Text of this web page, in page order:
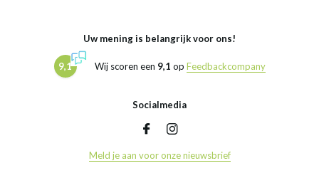
Uw mening is belangrijk voor ons!
9,1 Wij scoren een 9,1 op Feedbackcompany
Socialmedia
Meld je aan voor onze nieuwsbrief